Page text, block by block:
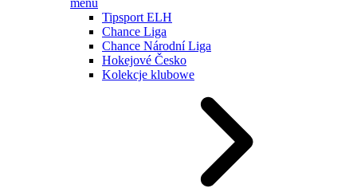
menu
Tipsport ELH
Chance Liga
Chance Národní Liga
Hokejové Česko
Kolekcje klubowe